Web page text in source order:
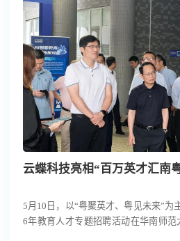
云蝶科技亮相“百万英才汇南
5月10日，以“粤聚英才、粤见未来”为
6年教育人才专题招聘活动在华南师